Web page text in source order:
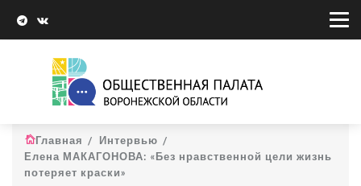
Главная
Интервью
Елена МАКАГОНОВА: «Без нравственной цели жизнь
потеряет краски»